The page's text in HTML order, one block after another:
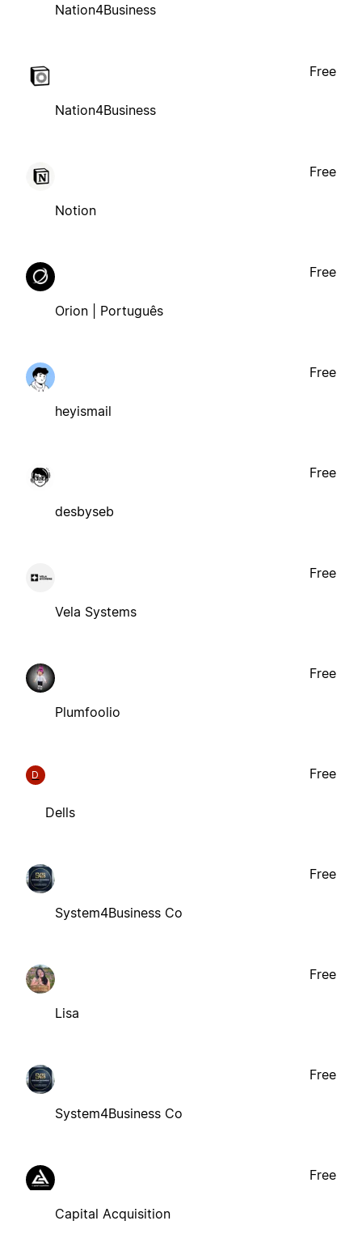
Nation4Business
Nation4Business
Free
Notion
Free
Orion | Português
Free
heyismail
Free
desbyseb
Free
Vela Systems
Free
Plumfoolio
Free
D
Dells
Free
System4Business Co
Free
Lisa
Free
System4Business Co
Free
Capital Acquisition
Free